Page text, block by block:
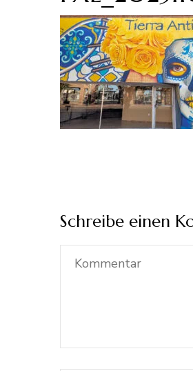
Schreibe einen